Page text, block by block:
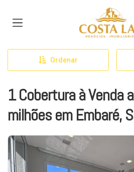
Página inicial
Ordenar
1 Cobertura à Venda
milhões em Embaré,